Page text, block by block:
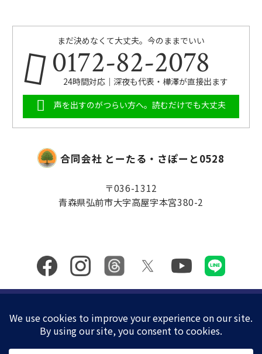
まだ決めなくて大丈夫。今のままでいい
0172-82-2078
24時間対応｜深夜も代表・樺澤が直接出ます
声を出すのがつらい方へ。読むだけでも大丈夫
合同会社 とーたる・さぽーと0528
〒036-1312
青森県弘前市大字高屋字本宮380-2
プライバシーポリシー 特定商取引に基づく表記
Copyright (C) 2021 合同会社とーたる・さぽーと
0528. All rights Reserved.